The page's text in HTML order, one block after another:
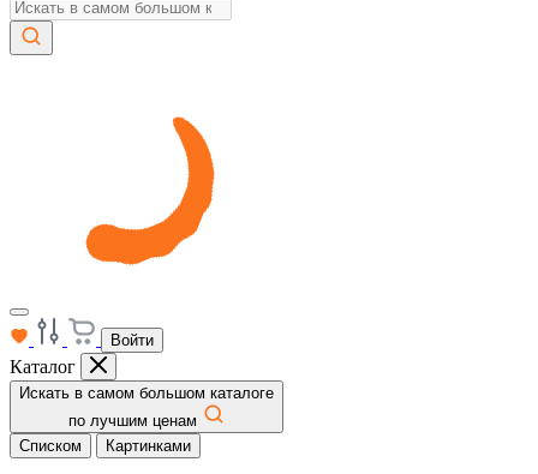
Войти
Каталог
Искать в самом большом каталоге
по лучшим ценам
Списком
Картинками